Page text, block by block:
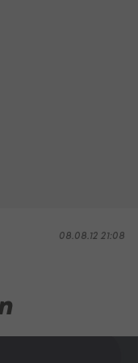
08.08.12 21:08